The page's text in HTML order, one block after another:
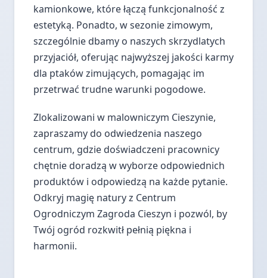
kamionkowe, które łączą funkcjonalność z
estetyką. Ponadto, w sezonie zimowym,
szczególnie dbamy o naszych skrzydlatych
przyjaciół, oferując najwyższej jakości karmy
dla ptaków zimujących, pomagając im
przetrwać trudne warunki pogodowe.
Zlokalizowani w malowniczym Cieszynie,
zapraszamy do odwiedzenia naszego
centrum, gdzie doświadczeni pracownicy
chętnie doradzą w wyborze odpowiednich
produktów i odpowiedzą na każde pytanie.
Odkryj magię natury z Centrum
Ogrodniczym Zagroda Cieszyn i pozwól, by
Twój ogród rozkwitł pełnią piękna i
harmonii.